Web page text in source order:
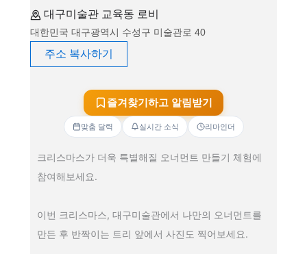
대구미술관 교육동 로비
대한민국 대구광역시 수성구 미술관로 40
주소 복사하기
즐겨찾기하고 알림받기
맞춤 달력 실시간 소식 리마인더
크리스마스가 더욱 특별해질 오너먼트 만들기 체험에
참여해보세요.
이번 크리스마스, 대구미술관에서 나만의 오너먼트를
만든 후 반짝이는 트리 앞에서 사진도 찍어보세요.